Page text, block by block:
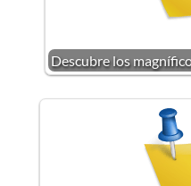
Descubre los